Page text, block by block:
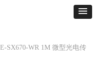
SX670-WR 1M 微型光电传